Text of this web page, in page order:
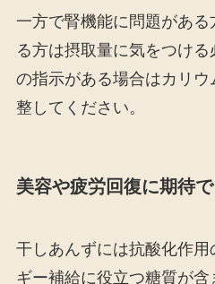
一方で腎機能に問題があ
る方は摂取量に気をつけ
の指示がある場合はカリ
整してください。
美容や疲労回復に期待
干しあんずには抗酸化作
ギー補給に役立つ糖質が